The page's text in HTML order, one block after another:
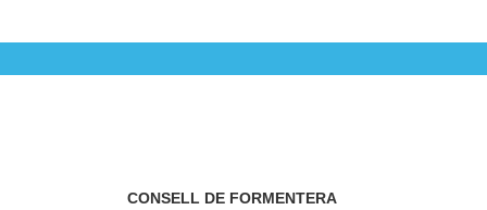
CONSELL DE FORMENTERA